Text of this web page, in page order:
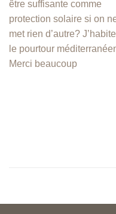
être suffisante comme
protection solaire si on
met rien d’autre?
le pourtour
Merci beaucoup